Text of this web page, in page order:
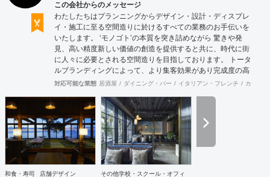
この会社からのメッセージ
わたしたちはプランニングからデザイン・設計・ディスプレ
イ・施工に至る空間造りに於けるすべての業務のお手伝いを
いたします。 ‘モノゴト’の本質を突き詰めながら 驚きや発
見、高い精度新しい価値の創造を提供すると共に、時代に街
に人々に必要とされる空間造りを目指しております。 トータ
ルブランディングによって、より集客効果があり完成度の高
い店舗計画を行います。商品について、販売方法についてま
りを第一にしています。 お気軽にご相談ください。
対応可能な業態 居酒屋 ダイニング・バー イタリアン・フレンチ カフェ
和食・寿司 店舗デザイン
その他学校・スクール・オフィ